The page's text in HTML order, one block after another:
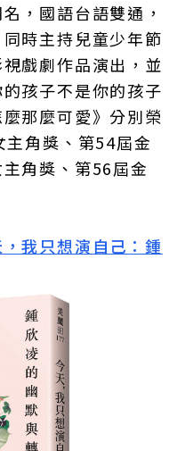
，國語台語雙通，
時主持兒童少年節
戲劇作品演出，並
孩子不是你的孩子
那麼可愛》分別榮
角獎、第54屆金
角獎、第56屆金
我只想演自己：鍾